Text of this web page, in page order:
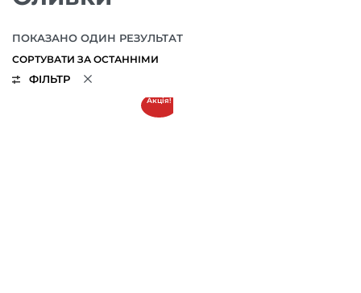
ПОКАЗАНО ОДИН РЕЗУЛЬТАТ
ФІЛЬТР
Акція!